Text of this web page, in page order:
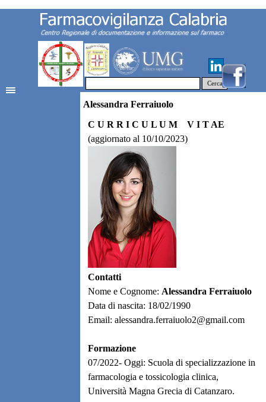
Cerca
Alessandra Ferraiuolo
C U R R I C U L U M V I T AE
(aggiornato al 10/10/2023)
Contatti
Nome e Cognome: Alessandra Ferraiuolo
Data di nascita: 18/02/1990
Email: alessandra.ferraiuolo2@gmail.com
Formazione
07/2022- Oggi: Scuola di specializzazione in
farmacologia e tossicologia clinica,
Università Magna Grecia di Catanzaro.